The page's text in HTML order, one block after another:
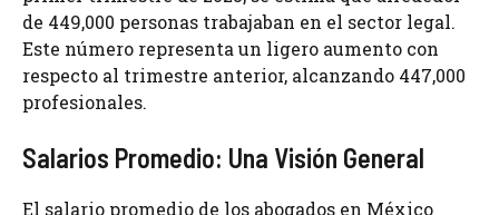
de 449,000 personas trabajaban en el sector legal.
Este número representa un ligero aumento con
respecto al trimestre anterior, alcanzando 447,000
profesionales.
Salarios Promedio: Una Visión General
El salario promedio de los abogados en México